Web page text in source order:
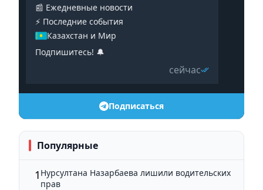
📰 Ежедневные новости
⚡️ Последние события
Казахстан и Мир
Подпишитесь! 🔔
сейчас
Подписаться
Популярные
1 Нурсултана Назарбаева лишили водительских
прав